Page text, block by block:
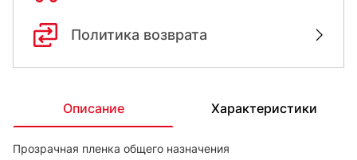
Политика возврата
Описание Характеристики
Прозрачная пленка общего назначения